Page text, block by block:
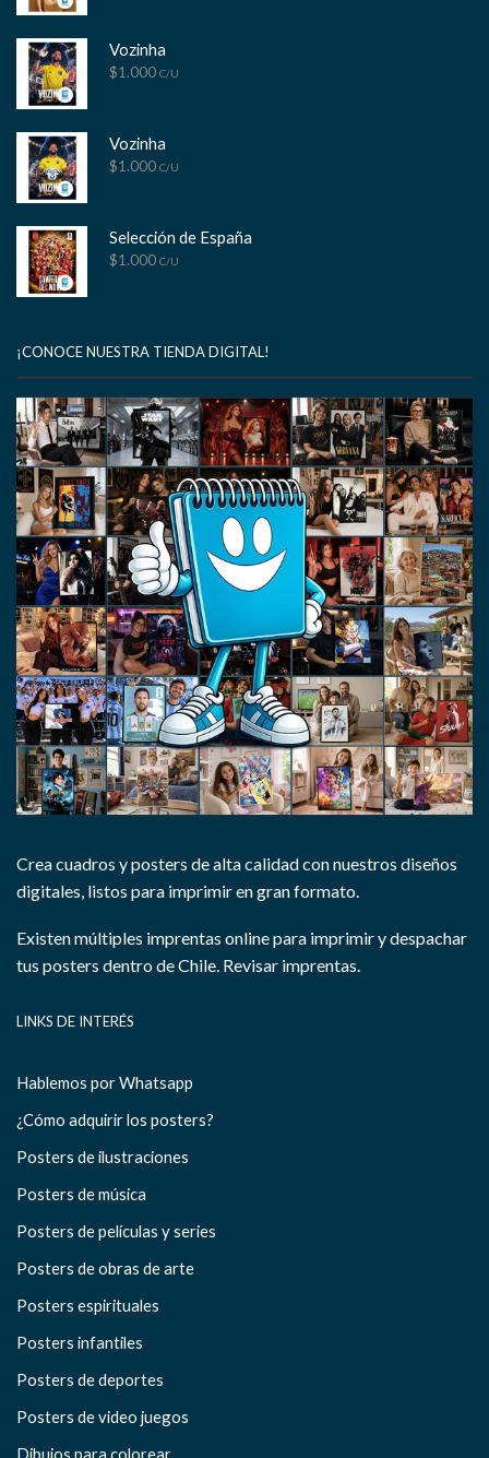
Vozinha
$1.000 C/U
Vozinha
$1.000 C/U
Selección de España
$1.000 C/U
¡CONOCE NUESTRA TIENDA DIGITAL!
Crea cuadros y posters de alta calidad con nuestros diseños
digitales, listos para imprimir en gran formato.
Existen múltiples imprentas online para imprimir y despachar
tus posters dentro de Chile. Revisar imprentas.
LINKS DE INTERÉS
Hablemos por Whatsapp
¿Cómo adquirir los posters?
Posters de ilustraciones
Posters de música
Posters de películas y series
Posters de obras de arte
Posters espirituales
Posters infantiles
Posters de deportes
Posters de video juegos
Dibujos para colorear